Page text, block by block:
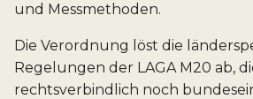
und Messmethoden.
Die Verordnung löst die
Regelungen der LAGA M20 ab,
rechtsverbindlich noch